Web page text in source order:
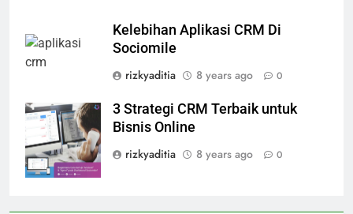
Kelebihan Aplikasi CRM Di
Sociomile
rizkyaditia
8 years ago 0
Aplikasi CRM
3 Strategi CRM Terbaik untuk
Bisnis Online
rizkyaditia
8 years ago 0